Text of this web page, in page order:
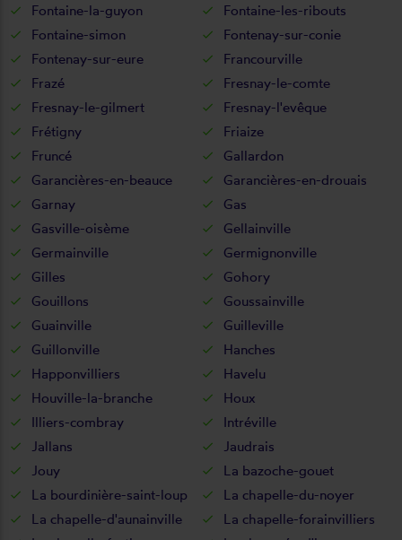
Fontaine-la-guyon
Fontaine-les-ribouts
Fontaine-simon
Fontenay-sur-conie
Fontenay-sur-eure
Francourville
Frazé
Fresnay-le-comte
Fresnay-le-gilmert
Fresnay-l'evêque
Frétigny
Friaize
Fruncé
Gallardon
Garancières-en-beauce
Garancières-en-drouais
Garnay
Gas
Gasville-oisème
Gellainville
Germainville
Germignonville
Gilles
Gohory
Gouillons
Goussainville
Guainville
Guilleville
Guillonville
Hanches
Happonvilliers
Havelu
Houville-la-branche
Houx
Illiers-combray
Intréville
Jallans
Jaudrais
Jouy
La bazoche-gouet
La bourdinière-saint-loup
La chapelle-du-noyer
La chapelle-d'aunainville
La chapelle-forainvilliers